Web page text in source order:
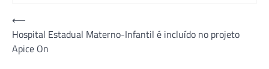
Navegação
de
Post
⟵
Hospital Estadual Materno-Infantil é incluído no projeto
Apice On